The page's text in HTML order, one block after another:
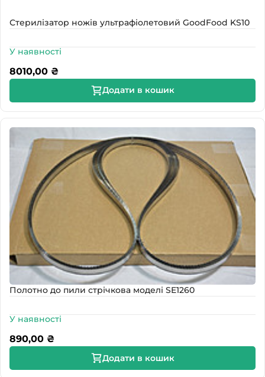
Стерилізатор ножів ультрафіолетовий GoodFood KS10
У наявності
8010,00 ₴
Додати в кошик
Полотно до пили стрічкова моделі SE1260
У наявності
890,00 ₴
Додати в кошик